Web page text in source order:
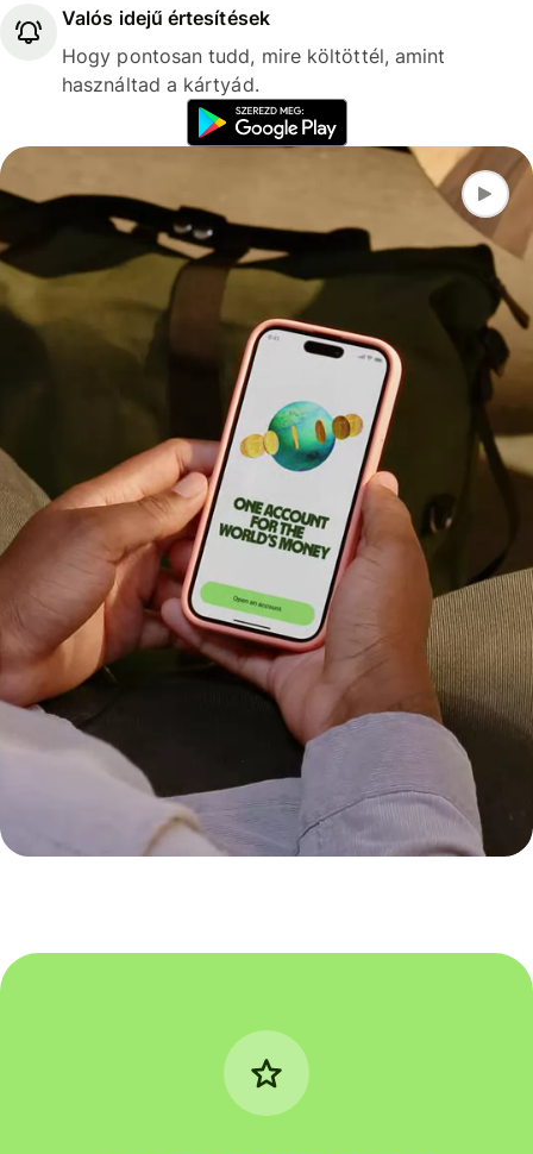
Valós idejű értesítések
Hogy pontosan tudd, mire költöttél, amint
használtad a kártyád.